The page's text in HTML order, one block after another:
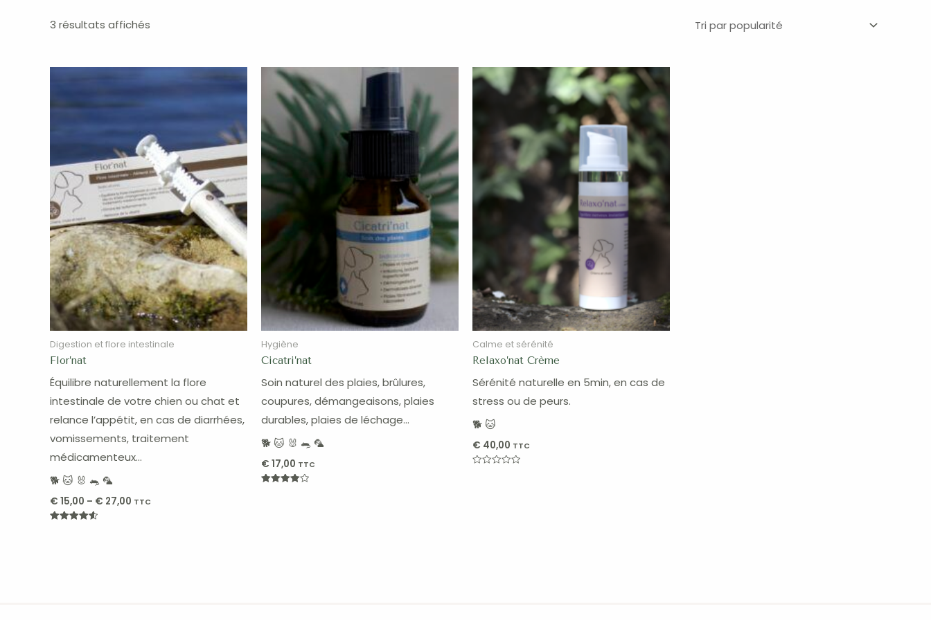
3 résultats affichés
Digestion et flore intestinale
Flor’nat
Équilibre naturellement la flore
intestinale de votre chien ou chat et
relance l’appétit, en cas de diarrhées,
vomissements, traitement
médicamenteux…
🐕 🐱 🐰 🐀 🦜
€ 15,00 – € 27,00 TTC
Hygiène
Cicatri’nat
Soin naturel des plaies, brûlures,
coupures, démangeaisons, plaies
durables, plaies de léchage…
🐕 🐱 🐰 🐀 🦜
€ 17,00 TTC
Calme et sérénité
Relaxo’nat Crème
Sérénité naturelle en 5min, en cas de
stress ou de peurs.
🐕 🐱
€ 40,00 TTC